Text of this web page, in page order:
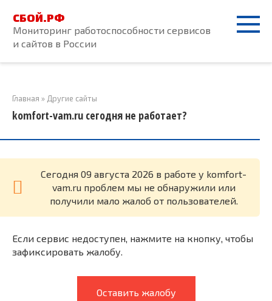
контенту
СБОЙ.РФ
Мониторинг работоспособности сервисов
и сайтов в России
Главная » Другие сайты
komfort-vam.ru сегодня не работает?
Cегодня 09 августа 2026 в работе у komfort-
vam.ru проблем мы не обнаружили или
получили мало жалоб от пользователей.
Если сервис недоступен, нажмите на кнопку, чтобы
зафиксировать жалобу.
Оставить жалобу